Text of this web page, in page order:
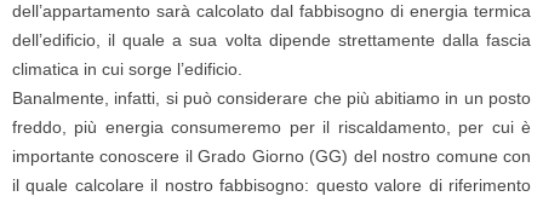
dell’appartamento sarà calcolato dal fabbisogno di energia termica
dell’edificio, il quale a sua volta dipende strettamente dalla fascia
climatica in cui sorge l’edificio.
Banalmente, infatti, si può considerare che più abitiamo in un posto
freddo, più energia consumeremo per il riscaldamento, per cui è
importante conoscere il Grado Giorno (GG) del nostro comune con
il quale calcolare il nostro fabbisogno: questo valore di riferimento